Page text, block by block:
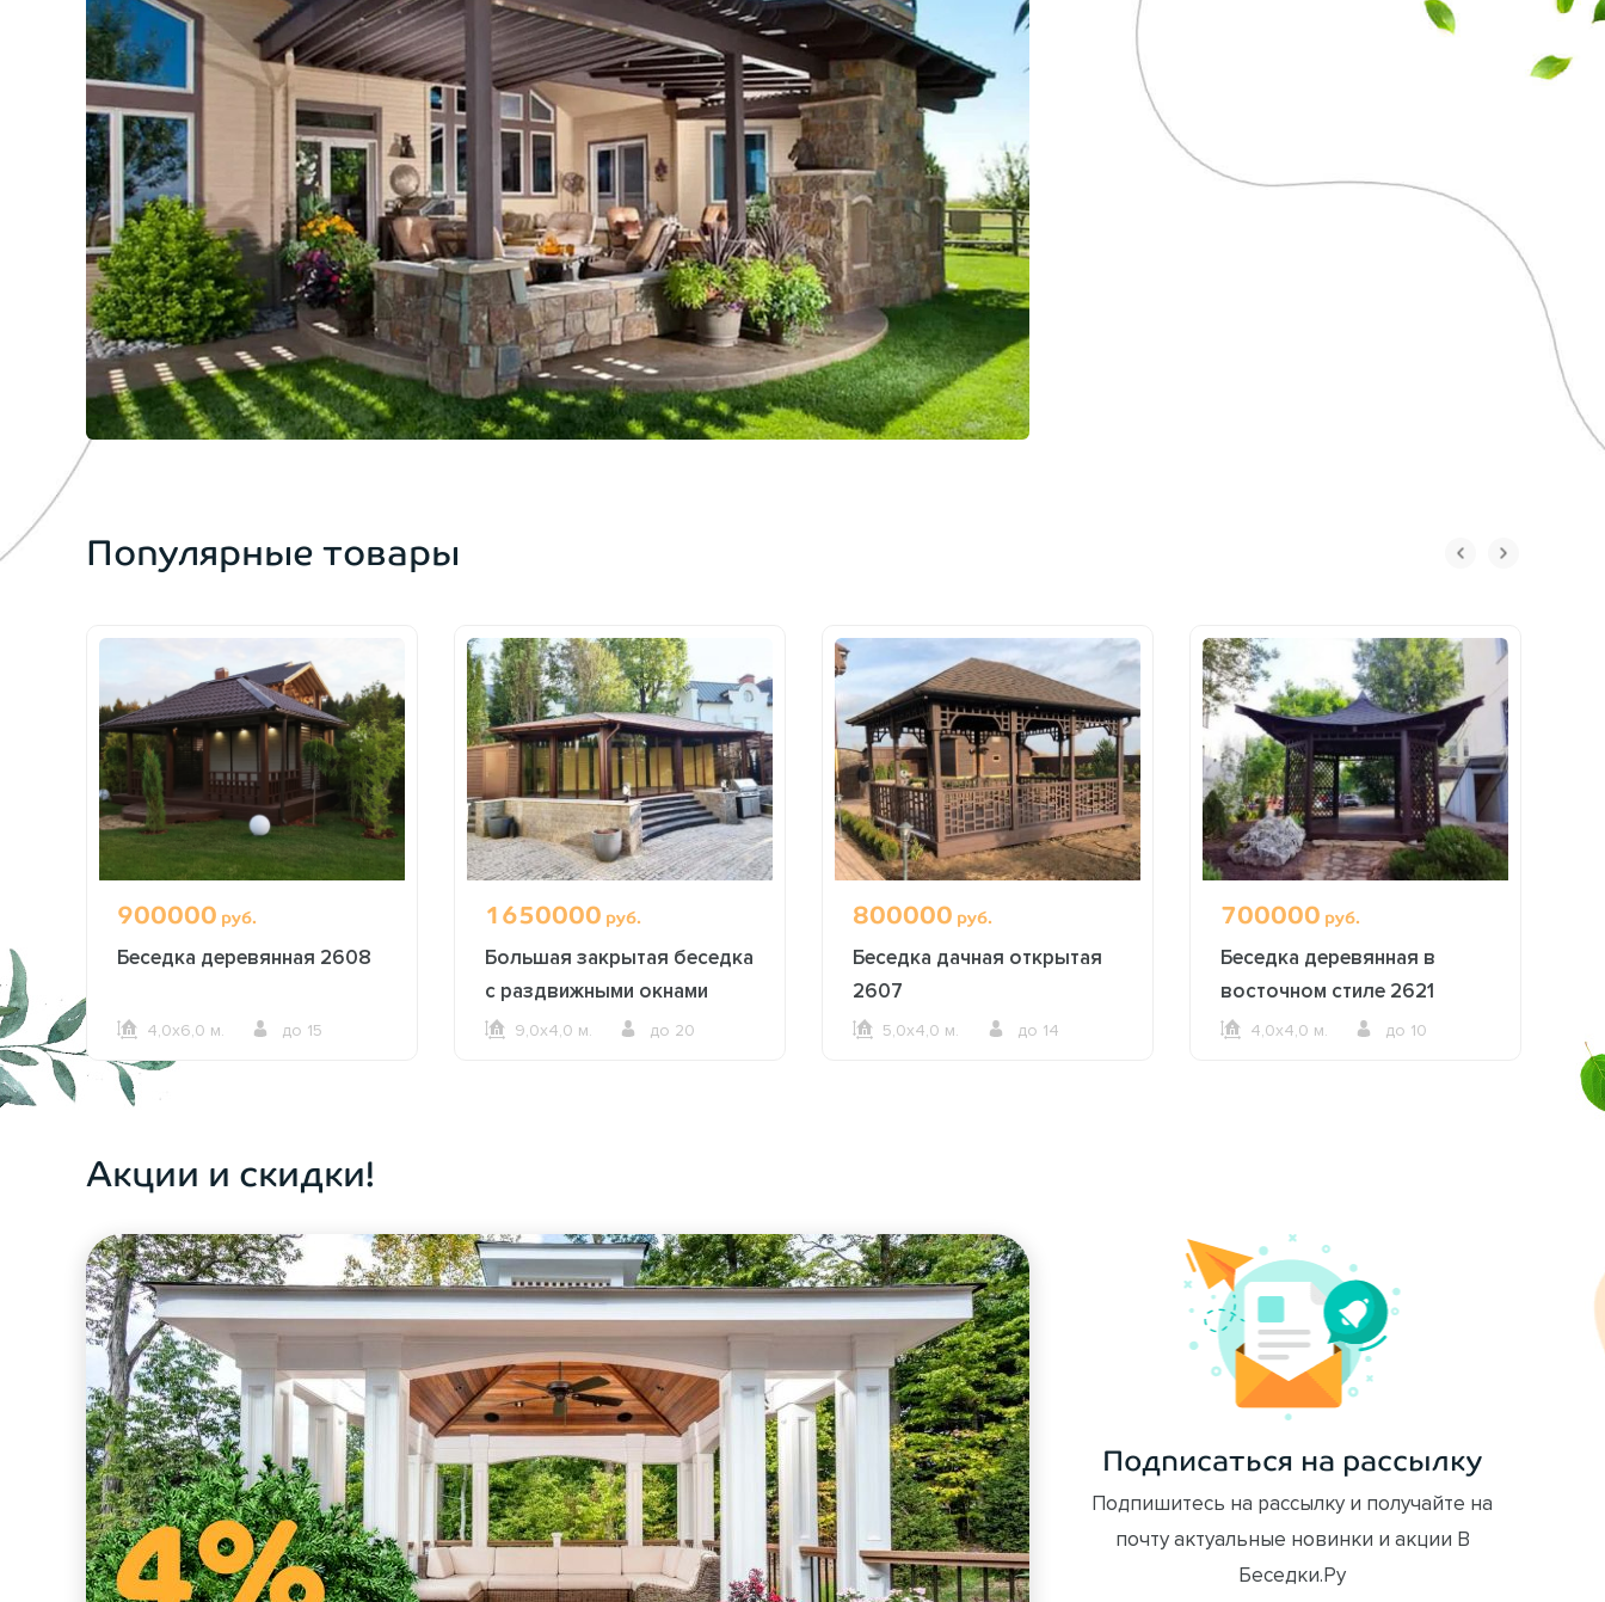
Популярные товары
900000 руб.
Беседка деревянная 2608
4,0х6,0 м. до 15
1650000 руб.
Большая закрытая беседка
с раздвижными окнами
26199,0х4,0 м. до 20
800000 руб.
Беседка дачная открытая
2607
5,0х4,0 м. до 14
700000 руб.
Беседка деревянная в
восточном стиле 2621
4,0х4,0 м. до 10
Акции и скидки!
Подписаться на рассылку
Подпишитесь на рассылку и получайте на
почту актуальные новинки и акции В
Беседки.Ру